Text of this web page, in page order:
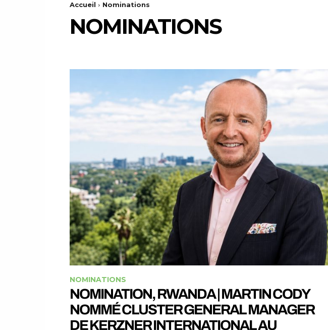
Accueil Nominations
NOMINATIONS
NOMINATIONS
NOMINATION, RWANDA | MARTIN CODY
NOMMÉ CLUSTER GENERAL MANAGER
DE KERZNER INTERNATIONAL AU